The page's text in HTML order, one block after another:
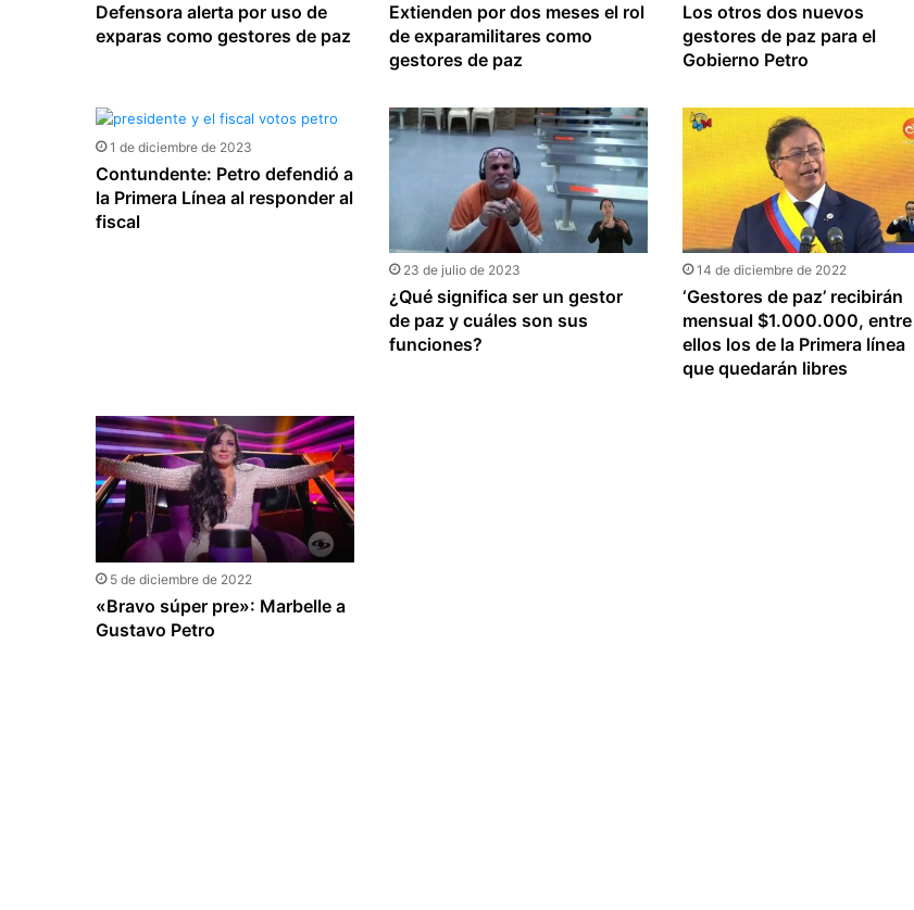
Defensora alerta por uso de
exparas como gestores de paz
Extienden por dos meses el rol
de exparamilitares como
gestores de paz
Los otros dos nuevos
gestores de paz para el
Gobierno Petro
1 de diciembre de 2023
Contundente: Petro defendió a
la Primera Línea al responder al
fiscal
23 de julio de 2023
¿Qué significa ser un gestor
de paz y cuáles son sus
funciones?
14 de diciembre de 2022
‘Gestores de paz’ recibirán
mensual $1.000.000, entre
ellos los de la Primera línea
que quedarán libres
5 de diciembre de 2022
«Bravo súper pre»: Marbelle a
Gustavo Petro